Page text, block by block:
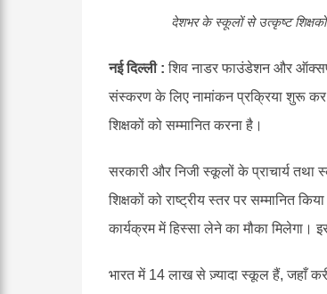
देशभर के स्कूलों से उत्कृष्ट शिक्षकों
नई दिल्ली :शिव नाडर फाउंडेशन और
संस्करण के लिए नामांकन प्रक्रिया शुरू
शिक्षकों को सम्मानित करना है।
सरकारी और निजी स्कूलों के प्राचार्य
शिक्षकों को राष्ट्रीय स्तर पर सम्मानित
कार्यक्रम में हिस्सा लेने का मौका मिलेगा।
भारत में 14 लाख से ज़्यादा स्कूल हैं, जहाँ